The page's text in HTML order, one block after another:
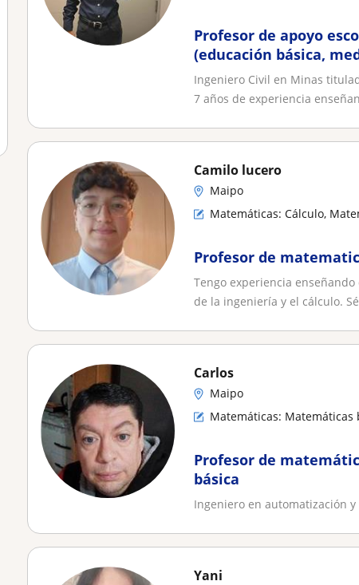
Profesor de apoyo
(educación básica,
Ingeniero Civil en Minas
7 años de experiencia
Camilo lucero
Maipo
Matemáticas: Cálculo,
Profesor de
Tengo experiencia
de la ingeniería y el cálculo.
Carlos
Maipo
Matemáticas: Matemáticas
Profesor de
básica
Ingeniero en automatización
Yani